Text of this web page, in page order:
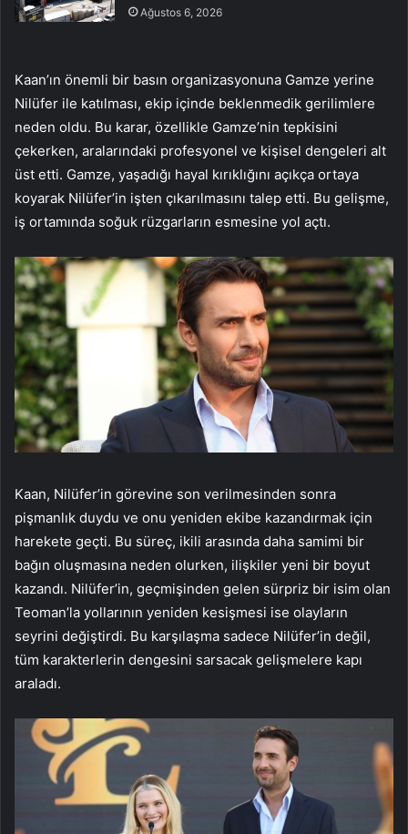
Ağustos 6, 2026
Kaan’ın önemli bir basın organizasyonuna Gamze yerine
Nilüfer ile katılması, ekip içinde beklenmedik gerilimlere
neden oldu. Bu karar, özellikle Gamze’nin tepkisini
çekerken, aralarındaki profesyonel ve kişisel dengeleri alt
üst etti. Gamze, yaşadığı hayal kırıklığını açıkça ortaya
koyarak Nilüfer’in işten çıkarılmasını talep etti. Bu gelişme,
iş ortamında soğuk rüzgarların esmesine yol açtı.
Kaan, Nilüfer’in görevine son verilmesinden sonra
pişmanlık duydu ve onu yeniden ekibe kazandırmak için
harekete geçti. Bu süreç, ikili arasında daha samimi bir
bağın oluşmasına neden olurken, ilişkiler yeni bir boyut
kazandı. Nilüfer’in, geçmişinden gelen sürpriz bir isim olan
Teoman’la yollarının yeniden kesişmesi ise olayların
seyrini değiştirdi. Bu karşılaşma sadece Nilüfer’in değil,
tüm karakterlerin dengesini sarsacak gelişmelere kapı
araladı.